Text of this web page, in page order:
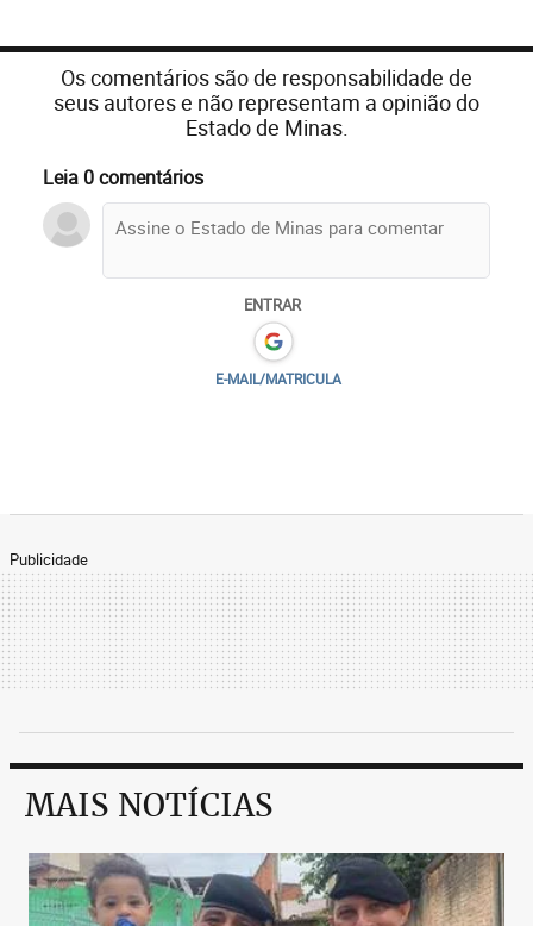
Os comentários são de responsabilidade de
seus autores e não representam a opinião do
Estado de Minas.
Leia 0 comentários
ENTRAR
E-MAIL/MATRICULA
Publicidade
MAIS NOTÍCIAS